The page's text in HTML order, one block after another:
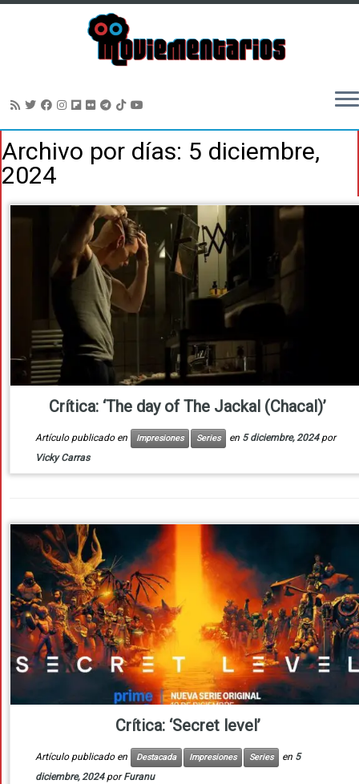
al
contenido
Archivo por días: 5 diciembre,
2024
Crítica: ‘The day of The Jackal (Chacal)’
Artículo publicado en Impresiones Series en 5 diciembre, 2024 por
Vicky Carras
Crítica: ‘Secret level’
Artículo publicado en Destacada Impresiones Series en 5
diciembre, 2024 porFuranu